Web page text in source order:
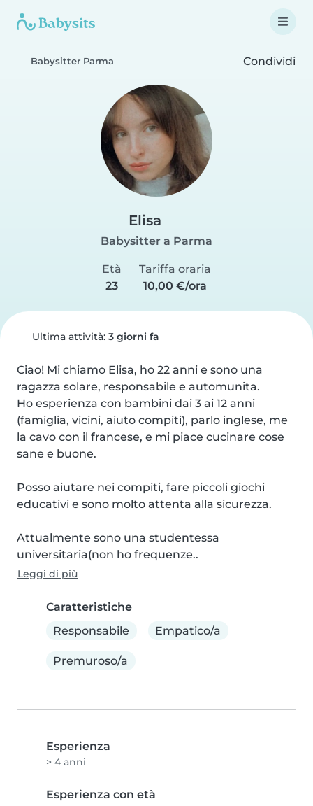
Babysitter Parma Condividi
Elisa
Babysitter a Parma
Età
23
Tariffa oraria
10,00 €/ora
Ultima attività: 3 giorni fa
Ciao! Mi chiamo Elisa, ho 22 anni e sono una
ragazza solare, responsabile e automunita.
Ho esperienza con bambini dai 3 ai 12 anni
(famiglia, vicini, aiuto compiti), parlo inglese, me
la cavo con il francese, e mi piace cucinare cose
sane e buone.
Posso aiutare nei compiti, fare piccoli giochi
educativi e sono molto attenta alla sicurezza.
Attualmente sono una studentessa
universitaria(non ho frequenze..
Leggi di più
Caratteristiche
Responsabile
Empatico/a
Premuroso/a
Esperienza
> 4 anni
Esperienza con età